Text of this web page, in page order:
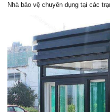
Nhà bảo vệ chuyên dụng tại các